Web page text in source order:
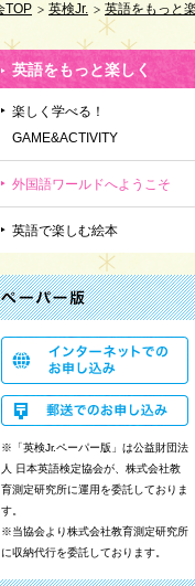
TOP 英検Jr. 英語をもっと
英語をもっと楽しく
楽しく学べる！
GAME&ACTIVITY
外国語ワールドへようこそ
英語で楽しむ絵本
※「英検Jr.ペーパー版」は公益財団法
人 日本英語検定協会が、株式会社教
育測定研究所に運用を委託しておりま
す。
※当協会より株式会社教育測定研究所
に収納代行を委託しております。